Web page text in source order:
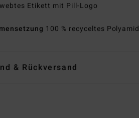
Etikett mit Pill-Logo
100 % recyceltes Polyamid
& Rückversand